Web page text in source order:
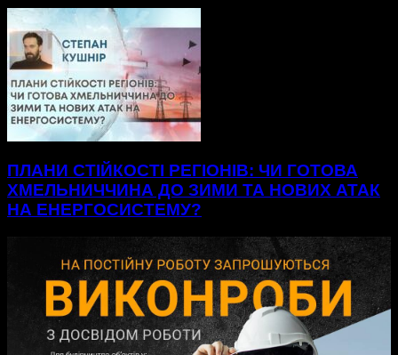
ПЛАНИ СТІЙКОСТІ РЕГІОНІВ: ЧИ ГОТОВА
ХМЕЛЬНИЧЧИНА ДО ЗИМИ ТА НОВИХ АТАК
НА ЕНЕРГОСИСТЕМУ?